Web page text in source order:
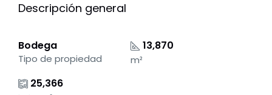
Descripción general
Bodega
Tipo de propiedad
13,870
m²
25,366